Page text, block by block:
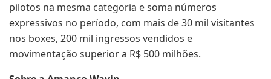
pilotos na mesma categoria e soma números
expressivos no período, com mais de 30 mil visitantes
nos boxes, 200 mil ingressos vendidos e
movimentação superior a R$ 500 milhões.